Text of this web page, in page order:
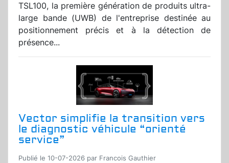
TSL100, la première génération de produits ultra-
large bande (UWB) de l'entreprise destinée au
positionnement précis et à la détection de
présence...
Vector simplifie la transition vers
le diagnostic véhicule “orienté
service”
Publié le 10-07-2026 par Francois Gauthier